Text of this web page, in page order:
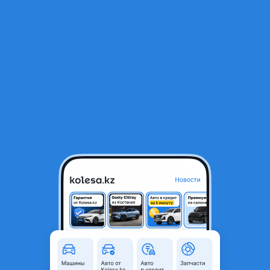
Автозапчасти Mercedes-Benz
Алматы, Алматинская
область